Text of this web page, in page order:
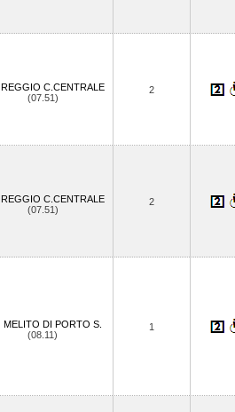
REGGIO C.CENTRALE
(07.51)
2
REGGIO C.CENTRALE
(07.51)
2
MELITO DI PORTO S.
(08.11)
1